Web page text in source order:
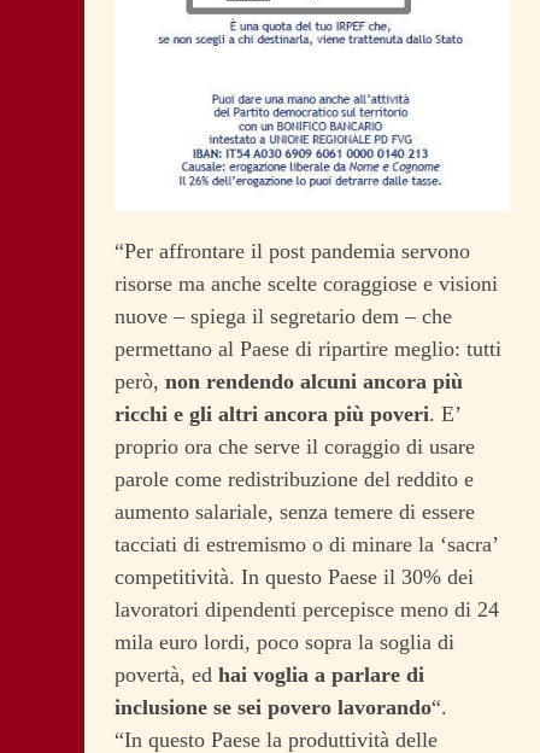
“Per affrontare il post pandemia servono
risorse ma anche scelte coraggiose e visioni
nuove – spiega il segretario dem – che
permettano al Paese di ripartire meglio: tutti
però, non rendendo alcuni ancora più
ricchi e gli altri ancora più poveri. E’
proprio ora che serve il coraggio di usare
parole come redistribuzione del reddito e
aumento salariale, senza temere di essere
tacciati di estremismo o di minare la ‘sacra’
competitività. In questo Paese il 30% dei
lavoratori dipendenti percepisce meno di 24
mila euro lordi, poco sopra la soglia di
povertà, ed hai voglia a parlare di
inclusione se sei povero lavorando“.
“In questo Paese la produttività delle